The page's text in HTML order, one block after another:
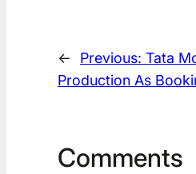
← Previous: Tata
Production As
Comments